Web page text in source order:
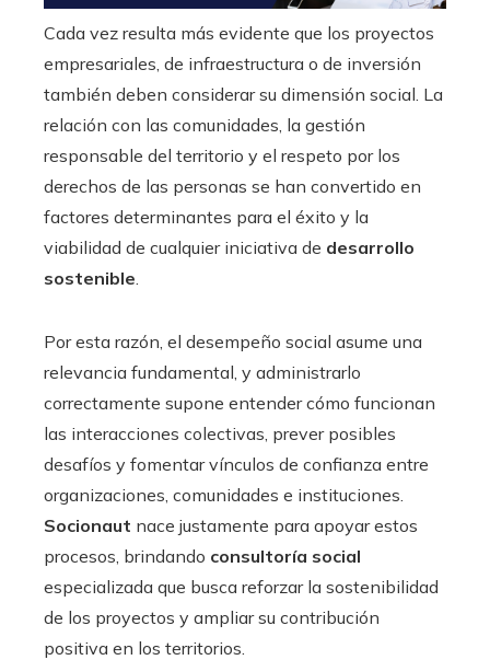
Cada vez resulta más evidente que los proyectos
empresariales, de infraestructura o de inversión
también deben considerar su dimensión social. La
relación con las comunidades, la gestión
responsable del territorio y el respeto por los
derechos de las personas se han convertido en
factores determinantes para el éxito y la
viabilidad de cualquier iniciativa de desarrollo
sostenible
Por esta razón, el desempeño social asume una
relevancia fundamental, y administrarlo
correctamente supone entender cómo funcionan
las interacciones colectivas, prever posibles
desafíos y fomentar vínculos de confianza entre
organizaciones, comunidades e instituciones.
Socionaut nace justamente para apoyar estos
procesos, brindando consultoría social
especializada que busca reforzar la sostenibilidad
de los proyectos y ampliar su contribución
positiva en los territorios.